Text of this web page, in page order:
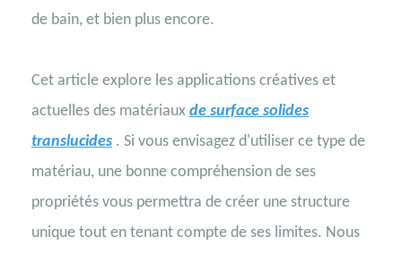
de bain, et bien plus encore.
Cet article explore les applications créatives et
actuelles des matériaux de surface solides
translucides . Si vous envisagez d'utiliser ce type de
matériau, une bonne compréhension de ses
propriétés vous permettra de créer une structure
unique tout en tenant compte de ses limites. Nous